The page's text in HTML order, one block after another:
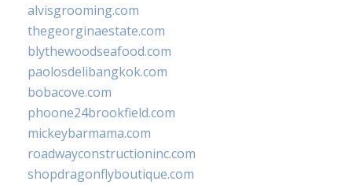
alvisgrooming.com
thegeorginaestate.com
blythewoodseafood.com
paolosdelibangkok.com
bobacove.com
phoone24brookfield.com
mickeybarmama.com
roadwayconstructioninc.com
shopdragonflyboutique.com